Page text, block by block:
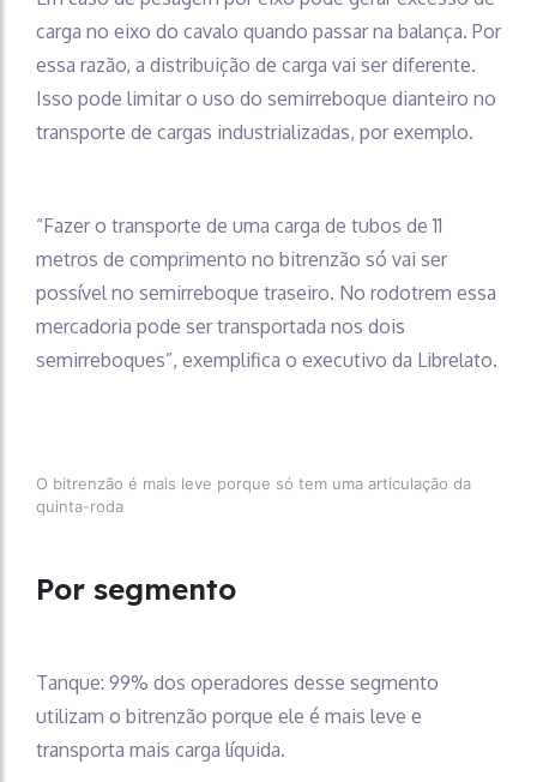
carga no eixo do cavalo quando passar na balança. Por
essa razão, a distribuição de carga vai ser diferente.
Isso pode limitar o uso do semirreboque dianteiro no
transporte de cargas industrializadas, por exemplo.
“Fazer o transporte de uma carga de tubos de 11
metros de comprimento no bitrenzão só vai ser
possível no semirreboque traseiro. No rodotrem essa
mercadoria pode ser transportada nos dois
semirreboques”, exemplifica o executivo da Librelato.
O bitrenzão é mais leve porque só tem uma articulação da
quinta-roda
Por segmento
Tanque: 99% dos operadores desse segmento
utilizam o bitrenzão porque ele é mais leve e
transporta mais carga líquida.